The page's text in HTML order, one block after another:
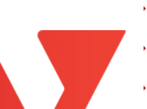
Tư vấn
Săn Tour
check-in